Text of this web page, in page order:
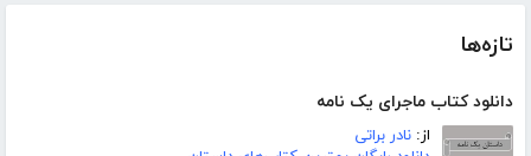
تازه‌ها
دانلود کتاب ماجرای یک نامه
از: نادر براتی